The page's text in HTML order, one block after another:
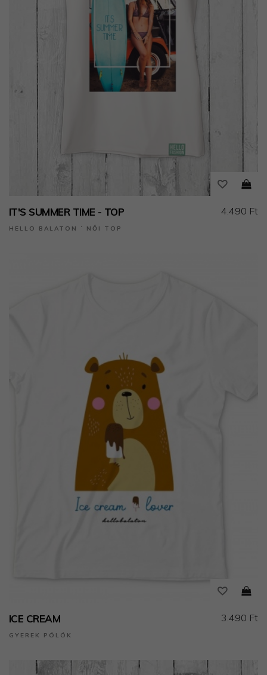
IT'S SUMMER TIME - TOP
HELLO BALATON ˙ NŐI TOP
4.490 Ft
ICE CREAM
GYEREK PÓLÓK
3.490 Ft